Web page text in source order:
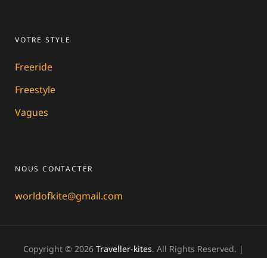
VOTRE STYLE
Freeride
Freestyle
Vagues
NOUS CONTACTER
worldofkite@gmail.com
Copyright © 2026 Traveller-kites. All Rights Reserved. |